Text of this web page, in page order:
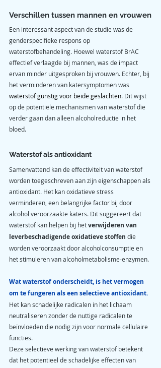
Verschillen tussen mannen en vrouwen
Een interessant aspect van de studie was de
genderspecifieke respons op
waterstofbehandeling. Hoewel waterstof BrAC
effectief verlaagde bij mannen, was de impact
ervan minder uitgesproken bij vrouwen. Echter, bij
het verminderen van katersymptomen was
waterstof gunstig voor beide geslachten. Dit wijst
op de potentiële mechanismen van waterstof die
verder gaan dan alleen alcoholreductie in het
bloed.
Waterstof als antioxidant
Samenvattend kan de effectiviteit van waterstof
worden toegeschreven aan zijn eigenschappen als
antioxidant. Het kan oxidatieve stress
verminderen, een belangrijke factor bij door
alcohol veroorzaakte katers. Dit suggereert dat
waterstof kan helpen bij het verwijderen van
leverbeschadigende oxidatieve stoffen die
worden veroorzaakt door alcoholconsumptie en
het stimuleren van alcoholmetabolisme-enzymen.
Wat waterstof onderscheidt, is het vermogen
om te fungeren als een selectieve antioxidant.
Het kan schadelijke radicalen in het lichaam
neutraliseren zonder de nuttige radicalen te
beïnvloeden die nodig zijn voor normale cellulaire
functies.
Deze selectieve werking van waterstof betekent
dat het potentieel de schadelijke effecten van